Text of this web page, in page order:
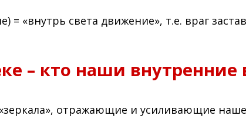
= «внутрь света движение», т.е. враг
– кто наши внутренние
отражающие и усиливающие